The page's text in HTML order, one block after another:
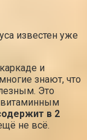
известен уже
и
знают, что
Это
в 2
не всё.